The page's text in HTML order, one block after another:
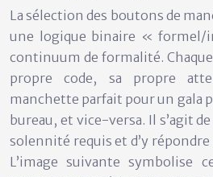
La sélection des boutons de
une logique binaire « formel/
continuum de formalité.
propre code, sa propre
manchette parfait pour un gala
bureau, et vice-versa. Il s’agit
solennité requis et d’y répondre
L’image suivante symbolise